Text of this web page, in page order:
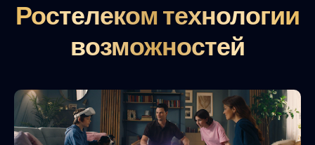
Ростелеком технологии
возможностей